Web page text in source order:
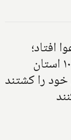
افتاد؛
اعلان خطر وضعیت هوای بد در ۱۰ استان
خود را کشتند